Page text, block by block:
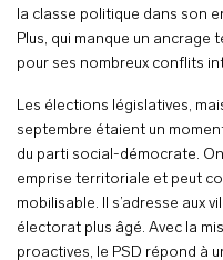
la classe politique dans son
Plus, qui manque un
pour ses nombreux conflits
Les élections législatives,
septembre étaient un
du parti social-démocrate.
emprise territoriale et peut
mobilisable. Il s’adresse aux
électorat plus âgé. Avec la
proactives, le PSD répond à